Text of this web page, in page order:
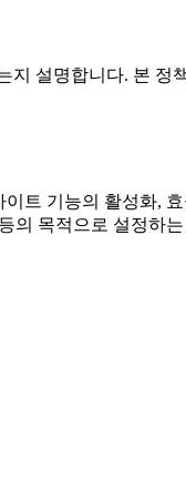
지 설명합니다. 본
트 기능의 활성화,
의 목적으로 설정하